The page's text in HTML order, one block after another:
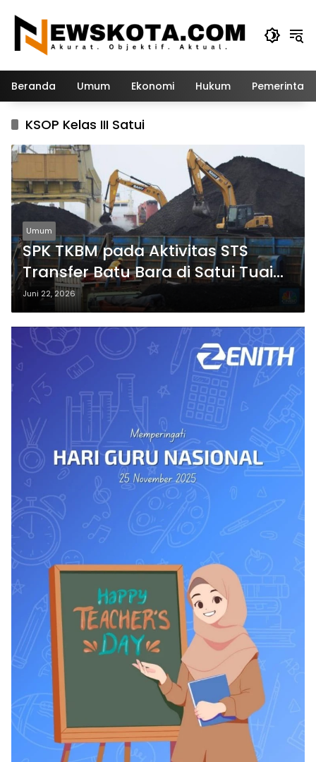
konten
Beranda Umum Ekonomi Hukum
KSOP Kelas III Satui
Umum
SPK TKBM pada Aktivitas STS
Transfer Batu Bara di Satui Tuai
Sorotan
Juni 22, 2026